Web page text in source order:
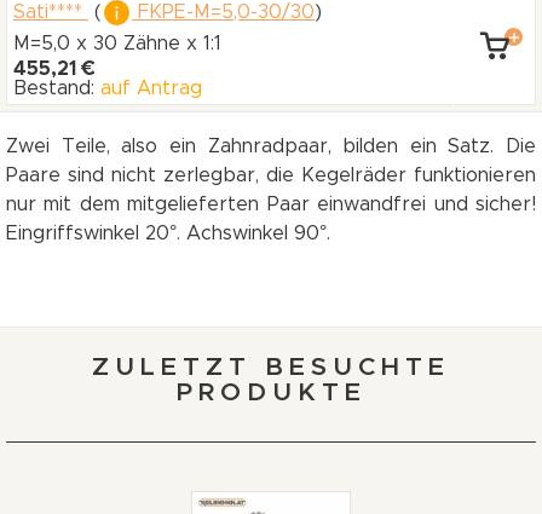
Sati****
( FKPE-M=5,0-30/30)
M=5,0 x 30 Zähne x 1:1
455,21 €
Bestand: auf Antrag
Zwei Teile, also ein Zahnradpaar, bilden ein Satz. Die
Paare sind nicht zerlegbar, die Kegelräder funktionieren
nur mit dem mitgelieferten Paar einwandfrei und sicher!
Eingriffswinkel 20°. Achswinkel 90°.
ZULETZT BESUCHTE
PRODUKTE